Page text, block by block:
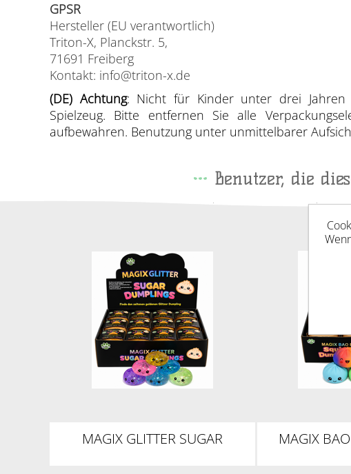
GPSR
Hersteller (EU verantwortlich)
Triton-X, Planckstr. 5,
71691 Freiberg
Kontakt: info@triton-x.de
(DE) Achtung: Nicht für Kinder unter drei Jahren
Spielzeug. Bitte entfernen Sie alle
aufbewahren. Benutzung unter unmittelbarer
Benutzer, die
MAGIX GLITTER SUGAR
MAGIX